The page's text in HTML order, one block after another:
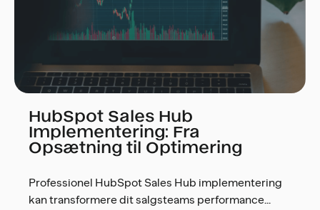
HubSpot Sales Hub
Implementering: Fra
Opsætning til Optimering
Professionel HubSpot Sales Hub implementering
kan transformere dit salgsteams performance...